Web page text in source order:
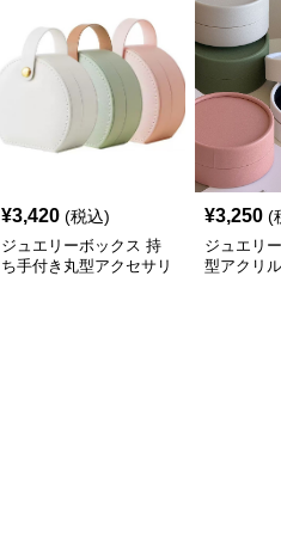
¥3,420 (税込)
ジュエリーボックス 持
ち手付き丸型アクセサリ
¥3,250 (
ジュエリ
型アクリ